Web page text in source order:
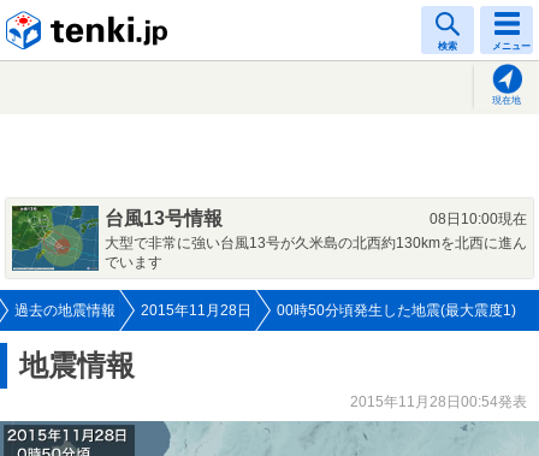
検索 メニュー
現在地
台風13号情報
08日10:00現在
大型で非常に強い台風13号が久米島の北西約130kmを北西に進ん
でいます
過去の地震情報 2015年11月28日 00時50分頃発生した地震(最大震度1)
地震情報
2015年11月28日00:54発表